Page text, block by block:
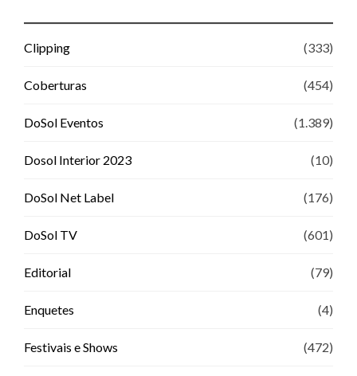
Clipping (333)
Coberturas (454)
DoSol Eventos (1.389)
Dosol Interior 2023 (10)
DoSol Net Label (176)
DoSol TV (601)
Editorial (79)
Enquetes (4)
Festivais e Shows (472)